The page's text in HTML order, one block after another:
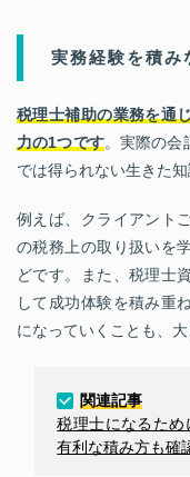
実務経験を積み
税理士補助の業務を通
力の1つです。実際の会
では得られない生きた知
例えば、クライアント
の税務上の取り扱いを
どです。また、税理士
して成功体験を積み重
になっていくことも、
関連記事
税理士になるた
有利な積み方も確